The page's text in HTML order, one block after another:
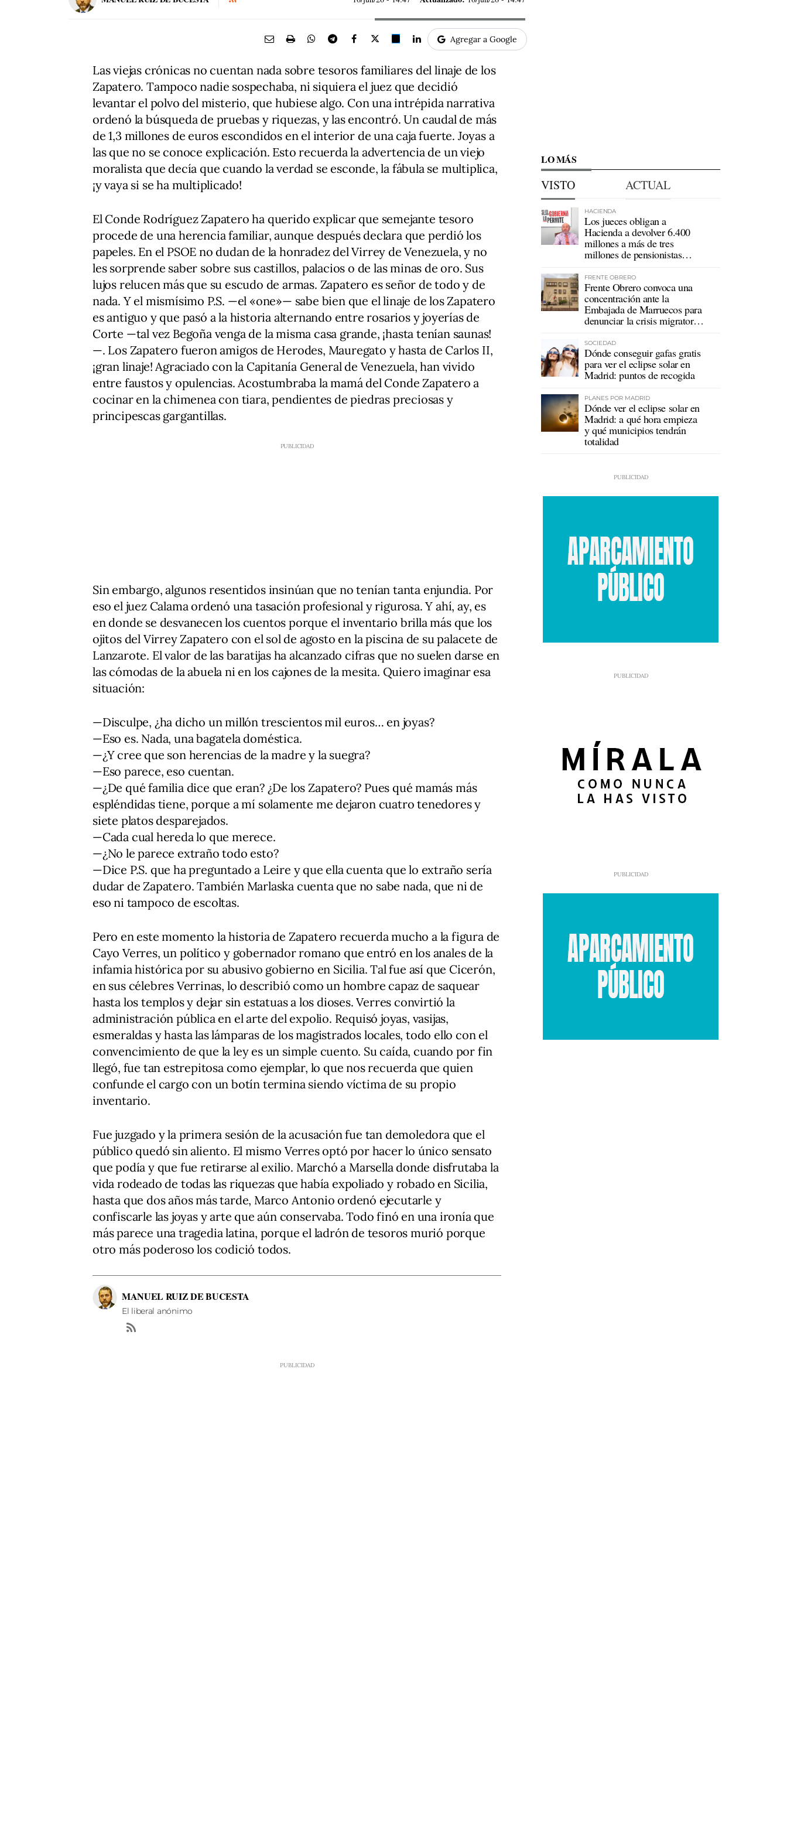
Agregar a Google
Las viejas crónicas no cuentan nada sobre tesoros familiares del linaje de los
Zapatero. Tampoco nadie sospechaba, ni siquiera el juez que decidió
levantar el polvo del misterio, que hubiese algo. Con una intrépida narrativa
ordenó la búsqueda de pruebas y riquezas, y las encontró. Un caudal de más
de 1,3 millones de euros escondidos en el interior de una caja fuerte. Joyas a
las que no se conoce explicación. Esto recuerda la advertencia de un viejo
moralista que decía que cuando la verdad se esconde, la fábula se multiplica,
¡y vaya si se ha multiplicado!
El Conde Rodríguez Zapatero ha querido explicar que semejante tesoro
procede de una herencia familiar, aunque después declara que perdió los
papeles. En el PSOE no dudan de la honradez del Virrey de Venezuela, y no
les sorprende saber sobre sus castillos, palacios o de las minas de oro. Sus
lujos relucen más que su escudo de armas. Zapatero es señor de todo y de
nada. Y el mismísimo P.S. —el «one»— sabe bien que el linaje de los Zapatero
es antiguo y que pasó a la historia alternando entre rosarios y joyerías de
Corte —tal vez Begoña venga de la misma casa grande, ¡hasta tenían saunas!
—. Los Zapatero fueron amigos de Herodes, Mauregato y hasta de Carlos II,
¡gran linaje! Agraciado con la Capitanía General de Venezuela, han vivido
entre faustos y opulencias. Acostumbraba la mamá del Conde Zapatero a
cocinar en la chimenea con tiara, pendientes de piedras preciosas y
principescas gargantillas.
Sin embargo, algunos resentidos insinúan que no tenían tanta enjundia. Por
eso el juez Calama ordenó una tasación profesional y rigurosa. Y ahí, ay, es
en donde se desvanecen los cuentos porque el inventario brilla más que los
ojitos del Virrey Zapatero con el sol de agosto en la piscina de su palacete de
Lanzarote. El valor de las baratijas ha alcanzado cifras que no suelen darse en
las cómodas de la abuela ni en los cajones de la mesita. Quiero imaginar esa
situación:
—Disculpe, ¿ha dicho un millón trescientos mil euros… en joyas?
—Eso es. Nada, una bagatela doméstica.
—¿Y cree que son herencias de la madre y la suegra?
—Eso parece, eso cuentan.
—¿De qué familia dice que eran? ¿De los Zapatero? Pues qué mamás más
espléndidas tiene, porque a mí solamente me dejaron cuatro tenedores y
siete platos desparejados.
—Cada cual hereda lo que merece.
—¿No le parece extraño todo esto?
—Dice P.S. que ha preguntado a Leire y que ella cuenta que lo extraño sería
dudar de Zapatero. También Marlaska cuenta que no sabe nada, que ni de
eso ni tampoco de escoltas.
Pero en este momento la historia de Zapatero recuerda mucho a la figura de
Cayo Verres, un político y gobernador romano que entró en los anales de la
infamia histórica por su abusivo gobierno en Sicilia. Tal fue así que Cicerón,
en sus célebres Verrinas, lo describió como un hombre capaz de saquear
hasta los templos y dejar sin estatuas a los dioses. Verres convirtió la
administración pública en el arte del expolio. Requisó joyas, vasijas,
esmeraldas y hasta las lámparas de los magistrados locales, todo ello con el
convencimiento de que la ley es un simple cuento. Su caída, cuando por fin
llegó, fue tan estrepitosa como ejemplar, lo que nos recuerda que quien
confunde el cargo con un botín termina siendo víctima de su propio
inventario.
Fue juzgado y la primera sesión de la acusación fue tan demoledora que el
público quedó sin aliento. El mismo Verres optó por hacer lo único sensato
que podía y que fue retirarse al exilio. Marchó a Marsella donde disfrutaba la
vida rodeado de todas las riquezas que había expoliado y robado en Sicilia,
hasta que dos años más tarde, Marco Antonio ordenó ejecutarle y
confiscarle las joyas y arte que aún conservaba. Todo finó en una ironía que
más parece una tragedia latina, porque el ladrón de tesoros murió porque
otro más poderoso los codició todos.
MANUEL RUIZ DE BUCESTA
El liberal anónimo
LO MÁS
VISTO ACTUAL
HACIENDA
Los jueces obligan a
Hacienda a devolver 6.400
millones a más de tres
millones de pensionistas
FRENTE OBRERO
Frente Obrero convoca una
concentración ante la
Embajada de Marruecos para
denunciar la crisis migratoria
SOCIEDAD
Dónde conseguir gafas gratis
para ver el eclipse solar en
Madrid: puntos de recogida
PLANES POR MADRID
Dónde ver el eclipse solar en
Madrid: a qué hora empieza
y qué municipios tendrán
totalidad